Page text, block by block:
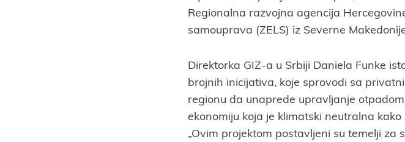
Regionalna razvojna agencija
samouprava (ZELS) iz Severne
Direktorka GIZ-a u Srbiji Daniela Funke
brojnih inicijativa, koje sprovodi sa
regionu da unaprede upravljanje
ekonomiju koja je klimatski neutralna
„Ovim projektom postavljeni su temelji za